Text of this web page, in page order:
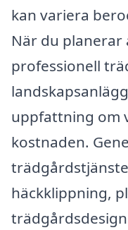
kan variera
När du planerar
professionell
uppfattning om
kostnaden.
häckklippning,